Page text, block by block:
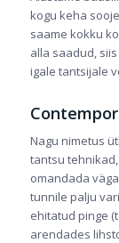
kogu keha
saame kokku
alla saadud,
igale tantsijale
Nagu nimetus
tantsu
omandada
tunnile palju
ehitatud pinge
arendades